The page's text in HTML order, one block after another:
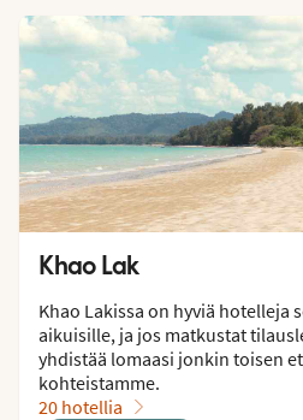
Khao Lak
Khao Lakissa on hyviä hotelleja
aikuisille, ja jos matkustat
yhdistää lomaasi jonkin toisen
kohteistamme.
20 hotellia